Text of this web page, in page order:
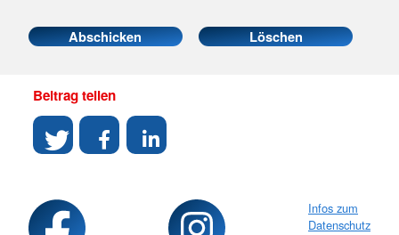
Beitrag teilen
Infos zum
Datenschutz